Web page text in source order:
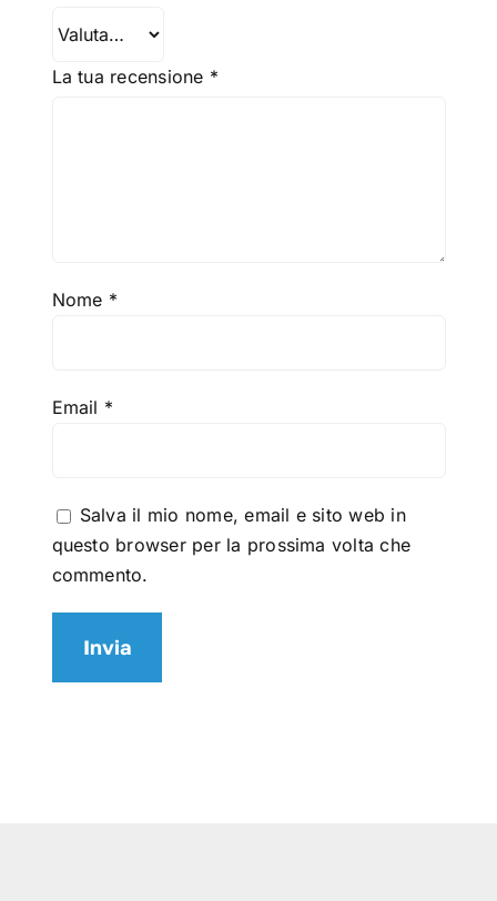
La tua recensione *
Nome *
Email *
Salva il mio nome, email e sito web in
questo browser per la prossima volta che
commento.